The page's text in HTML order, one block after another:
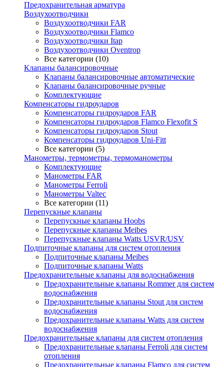
Предохранительная арматура
Воздухоотводчики
Воздухоотводчики FAR
Воздухоотводчики Flamco
Воздухоотводчики Itap
Воздухоотводчики Oventrop
Все категории (10)
Клапаны балансировочные
Клапаны балансировочные автоматические
Клапаны балансировочные ручные
Комплектующие
Компенсаторы гидроударов
Компенсаторы гидроударов FAR
Компенсаторы гидроударов Flamco Flexofit S
Компенсаторы гидроударов Stout
Компенсаторы гидроударов Uni-Fitt
Все категории (5)
Манометры, термометры, термоманометры
Комплектующие
Манометры FAR
Манометры Ferroli
Манометры Valtec
Все категории (11)
Перепускные клапаны
Перепускные клапаны Hoobs
Перепускные клапаны Meibes
Перепускные клапаны Watts USVR/USV
Подпиточные клапаны для систем отопления
Подпиточные клапаны Meibes
Подпиточные клапаны Watts
Предохранительные клапаны для водоснабжения
Предохранительные клапаны Rommer для систем
водоснабжения
Предохранительные клапаны Stout для систем
водоснабжения
Предохранительные клапаны Watts для систем
водоснабжения
Предохранительные клапаны для систем отопления
Предохранительные клапаны Ferroli для систем
отопления
Предохранительные клапаны Flamco для систем